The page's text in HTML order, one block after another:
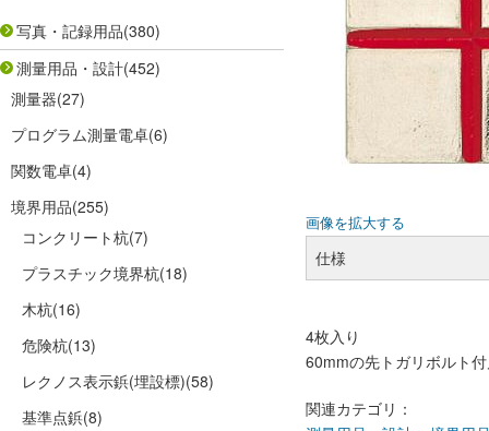
写真・記録用品(380)
測量用品・設計(452)
測量器(27)
プログラム測量電卓(6)
関数電卓(4)
境界用品(255)
コンクリート杭(7)
プラスチック境界杭(18)
木杭(16)
危険杭(13)
レクノス表示鋲(埋設標)(58)
基準点鋲(8)
画像を拡大する
仕様
4枚入り
60mmの先トガリボルト
関連カテゴリ：